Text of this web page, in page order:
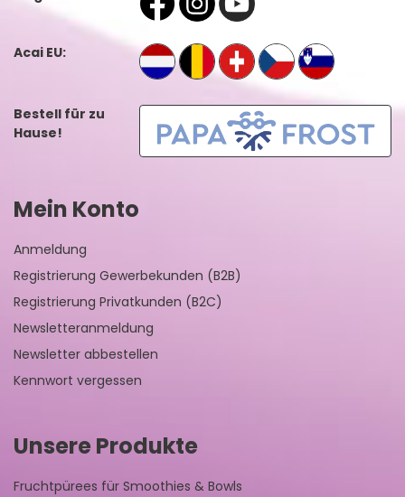
Acai EU:
Bestell für zu
Hause!
Mein Konto
Anmeldung
Registrierung Gewerbekunden (B2B)
Registrierung Privatkunden (B2C)
Newsletteranmeldung
Newsletter abbestellen
Kennwort vergessen
Unsere Produkte
Fruchtpürees für Smoothies & Bowls